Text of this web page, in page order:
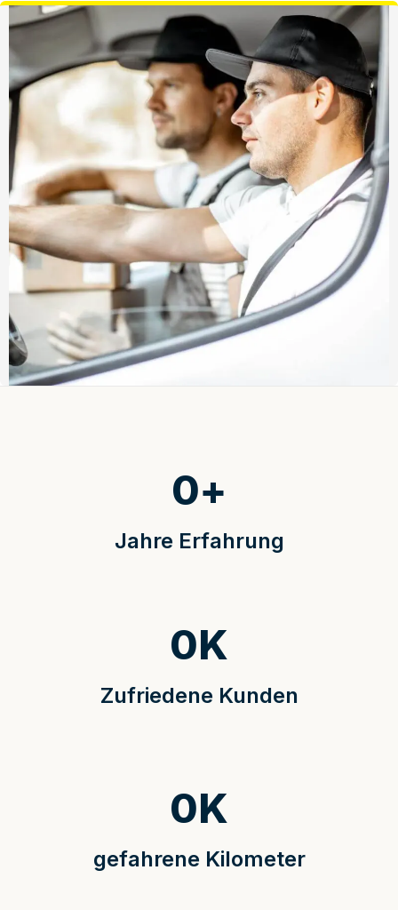
Jahre Erfahrung
0+
Zufriedene Kunden
0K
gefahrene Kilometer
0K